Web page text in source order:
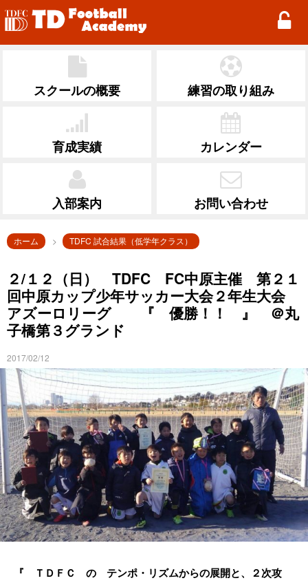
スクールの概要 練習の取り組み
育成実績 カレンダー
入部案内 お問い合わせ
ホーム TDFC 試合結果（低学年クラス）
２/１２（日） TDFC FC中原主催 第２１
回中原カップ少年サッカー大会２年生大会
アズーロリーグ 『 優勝！！ 』 ＠丸
子橋第３グランド
2017/02/12
『 ＴＤＦＣ の テンポ・リズムからの展開と、２次攻